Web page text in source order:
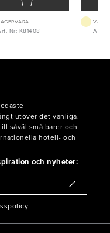
Nr: K81408 Art.
utöver det vanliga.
såväl små barer och
hotell- och
och nyheter: